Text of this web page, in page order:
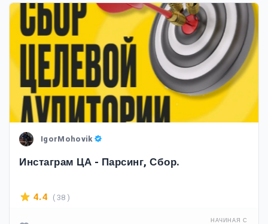
IgorMohovik
Инстаграм ЦА - Парсинг, Сбор.
4.4 ( 38 )
НАЧИНАЯ С